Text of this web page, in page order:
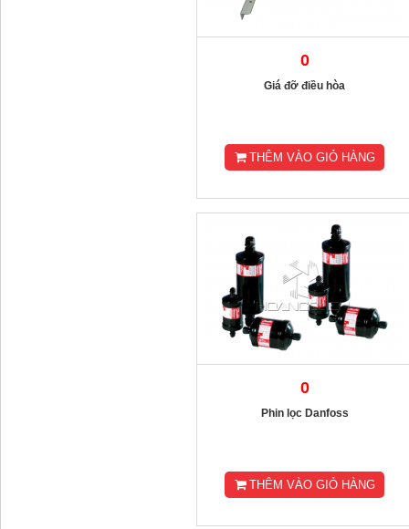
0
Giá đỡ điều hòa
THÊM VÀO GIỎ HÀNG
0
Phin lọc Danfoss
THÊM VÀO GIỎ HÀNG